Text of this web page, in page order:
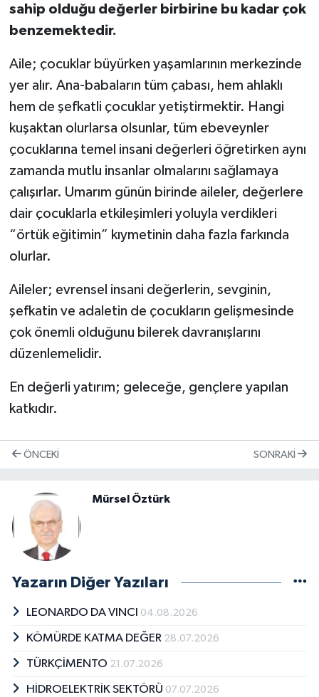
sahip olduğu değerler birbirine bu kadar çok
benzemektedir.
Aile; çocuklar büyürken yaşamlarının merkezinde
yer alır. Ana-babaların tüm çabası, hem ahlaklı
hem de şefkatli çocuklar yetiştirmektir. Hangi
kuşaktan olurlarsa olsunlar, tüm ebeveynler
çocuklarına temel insani değerleri öğretirken aynı
zamanda mutlu insanlar olmalarını sağlamaya
çalışırlar. Umarım günün birinde aileler, değerlere
dair çocuklarla etkileşimleri yoluyla verdikleri
“örtük eğitimin” kıymetinin daha fazla farkında
olurlar.
Aileler; evrensel insani değerlerin, sevginin,
şefkatin ve adaletin de çocukların gelişmesinde
çok önemli olduğunu bilerek davranışlarını
düzenlemelidir.
En değerli yatırım; geleceğe, gençlere yapılan
katkıdır.
ÖNCEKI SONRAKI
Mürsel Öztürk
Yazarın Diğer Yazıları
LEONARDO DA VINCI 04.08.2026
KÖMÜRDE KATMA DEĞER 28.07.2026
TÜRKÇİMENTO 21.07.2026
HİDROELEKTRİK SEKTÖRÜ 07.07.2026